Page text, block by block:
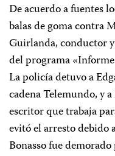
De acuerdo a fuentes
balas de goma contra
Guirlanda, conductor y
del programa
La policía detuvo a
cadena Telemundo, y
escritor que trabaja
evitó el arresto debido
Bonasso fue